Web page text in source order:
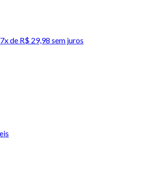
7x de R$ 29,98 sem juros